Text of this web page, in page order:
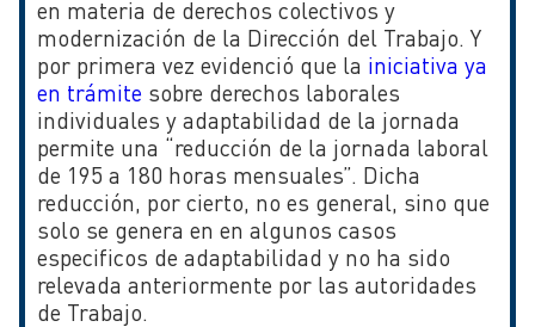
en materia de derechos colectivos y
modernización de la Dirección del Trabajo. Y
por primera vez evidenció que la iniciativa ya
en trámite sobre derechos laborales
individuales y adaptabilidad de la jornada
permite una “reducción de la jornada laboral
de 195 a 180 horas mensuales”. Dicha
reducción, por cierto, no es general, sino que
solo se genera en en algunos casos
especificos de adaptabilidad y no ha sido
relevada anteriormente por las autoridades
de Trabajo.